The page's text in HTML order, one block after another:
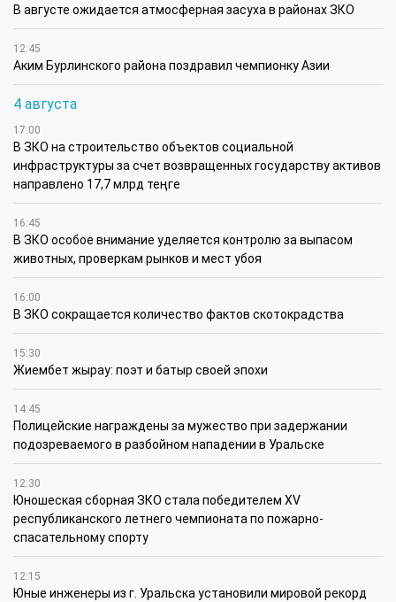
В августе ожидается атмосферная засуха в районах ЗКО
12:45
Аким Бурлинского района поздравил чемпионку Азии
4 августа
17:00
В ЗКО на строительство объектов социальной
инфраструктуры за счет возвращенных государству активов
направлено 17,7 млрд теңге
16:45
В ЗКО особое внимание уделяется контролю за выпасом
животных, проверкам рынков и мест убоя
16:00
В ЗКО сокращается количество фактов скотокрадства
15:30
Жиембет жырау: поэт и батыр своей эпохи
14:45
Полицейские награждены за мужество при задержании
подозреваемого в разбойном нападении в Уральске
12:30
Юношеская сборная ЗКО стала победителем XV
республиканского летнего чемпионата по пожарно-
спасательному спорту
12:15
Юные инженеры из г. Уральска установили мировой рекорд